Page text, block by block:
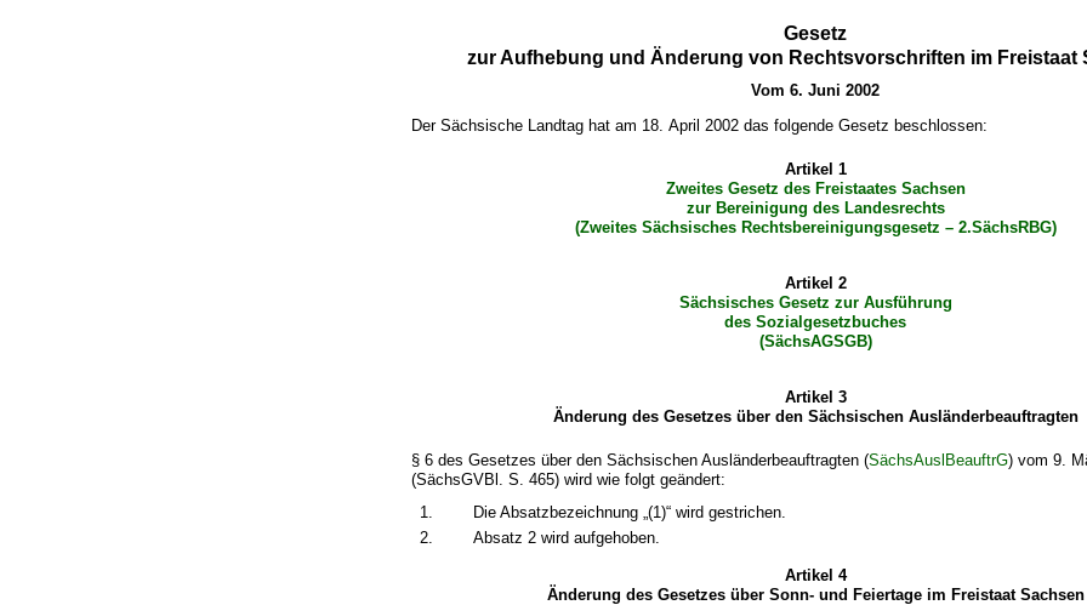
Gesetz
zur Aufhebung und Änderung von Rechtsvorschriften im Freistaat
Vom 6. Juni 2002
Der Sächsische Landtag hat am 18. April 2002 das folgende Gesetz beschlossen:
Artikel 1
Zweites Gesetz des Freistaates Sachsen
zur Bereinigung des Landesrechts
(Zweites Sächsisches Rechtsbereinigungsgesetz – 2.SächsRBG)
Artikel 2
Sächsisches Gesetz zur Ausführung
des Sozialgesetzbuches
(SächsAGSGB)
Artikel 3
Änderung des Gesetzes über den Sächsischen Ausländerbeauftragten
§ 6 des Gesetzes über den Sächsischen Ausländerbeauftragten (SächsAuslBeauftrG) vom 9.
(SächsGVBl. S. 465) wird wie folgt geändert:
1.
Die Absatzbezeichnung „(1)“ wird gestrichen.
2.
Absatz 2 wird aufgehoben.
Artikel 4
Änderung des Gesetzes über Sonn- und Feiertage im Freistaat Sachsen